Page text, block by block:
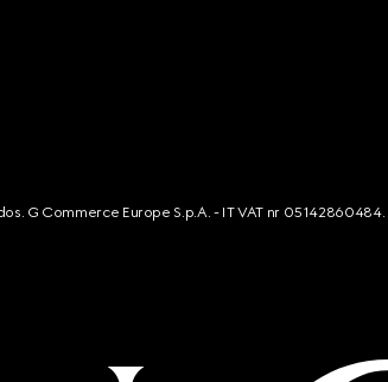
G Commerce Europe S.p.A. - IT VAT nr